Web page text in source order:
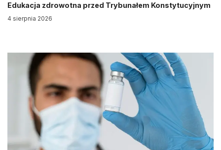
Edukacja zdrowotna przed Trybunałem Konstytucyjnym
4 sierpnia 2026